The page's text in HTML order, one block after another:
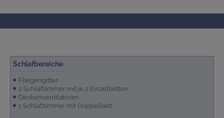
Schlafbereiche
Fliegengitter
2 Schlafzimmer mit je 2 Einzelbetten
Deckenventilatoren
1 Schlafzimmer mit Doppelbett